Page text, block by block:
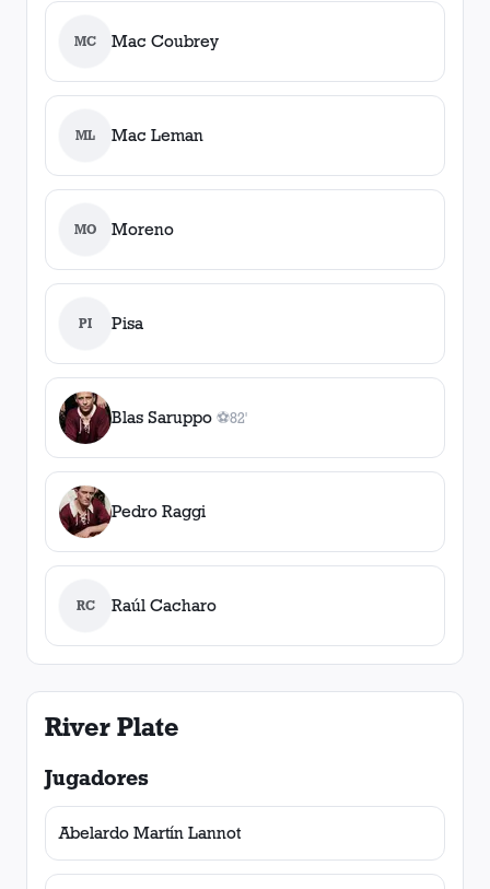
MC Mac Coubrey
ML Mac Leman
MO Moreno
PI Pisa
Blas Saruppo ⚽
1gol
82'
Pedro Raggi
RC Raúl Cacharo
River Plate
Jugadores
Abelardo Martín Lannot